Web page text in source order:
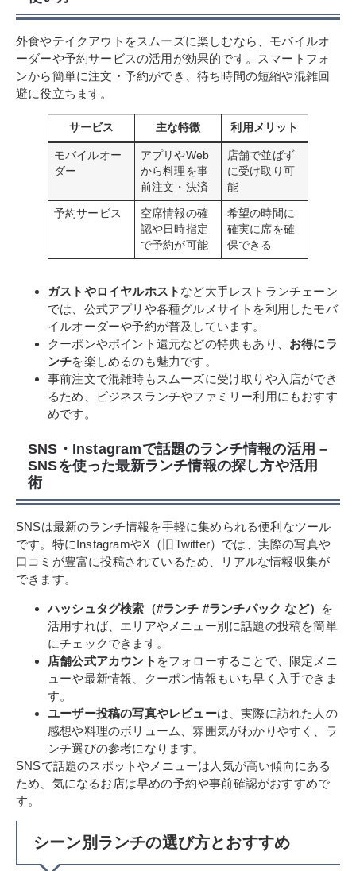
外食やテイクアウトをスムーズに楽しむなら、モバイルオ
ーダーや予約サービスの活用が効果的です。スマートフォ
ンから簡単に注文・予約ができ、待ち時間の短縮や混雑回
避に役立ちます。
サービス 主な特徴 利用メリット
モバイルオー
ダー
アプリやWeb
から料理を事
前注文・決済
店舗で並ばず
に受け取り可
能
予約サービス
空席情報の確
認や日時指定
で予約が可能
希望の時間に
確実に席を確
保できる
ガストやロイヤルホスト など大手レストランチェーン
では、公式アプリや各種グルメサイトを利用したモバ
イルオーダーや予約が普及しています。
クーポンやポイント還元などの特典もあり、 お得にラ
ンチを楽しめるのも魅力です。
事前注文で混雑時もスムーズに受け取りや入店ができ
るため、ビジネスランチやファミリー利用にもおすす
めです。
SNS・Instagramで話題のランチ情報の活用 –
SNSを使った最新ランチ情報の探し方や活用
術
SNSは最新のランチ情報を手軽に集められる便利なツール
です。特にInstagramやX（旧Twitter）では、実際の写真や
口コミが豊富に投稿されているため、リアルな情報収集が
できます。
ハッシュタグ検索（#ランチ #ランチパック など）
を
活用すれば、エリアやメニュー別に話題の投稿を簡単
にチェックできます。
店舗公式アカウント をフォローすることで、限定メニ
ューや最新情報、クーポン情報もいち早く入手できま
す。
ユーザー投稿の写真やレビューは、実際に訪れた人の
感想や料理のボリューム、雰囲気がわかりやすく、ラ
ンチ選びの参考になります。
SNSで話題のスポットやメニューは人気が高い傾向にある
ため、気になるお店は早めの予約や事前確認がおすすめで
す。
シーン別ランチの選び方とおすすめ